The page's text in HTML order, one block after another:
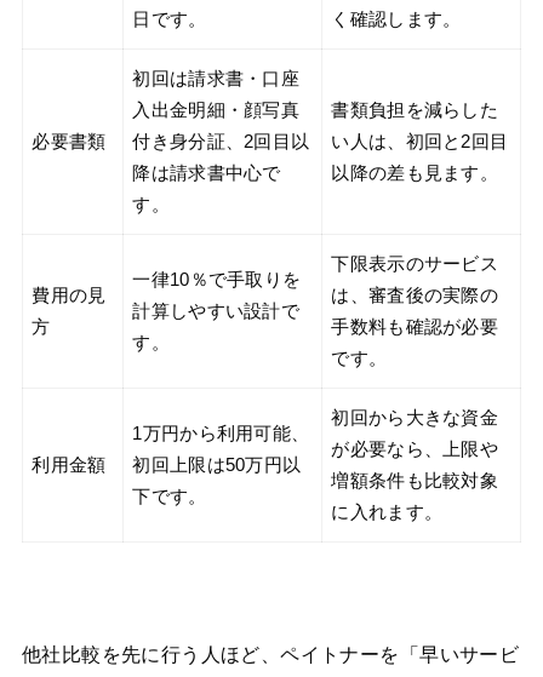
日です。
く確認します。
必要書類
初回は請求書・口座
入出金明細・顔写真
付き身分証、2回目以
降は請求書中心で
す。
書類負担を減らした
い人は、初回と2回目
以降の差も見ます。
費用の見
方
一律10％で手取りを
計算しやすい設計で
す。
下限表示のサービス
は、審査後の実際の
手数料も確認が必要
です。
利用金額
1万円から利用可能、
初回上限は50万円以
下です。
初回から大きな資金
が必要なら、上限や
増額条件も比較対象
に入れます。
他社比較を先に行う人ほど、ペイトナーを「早いサービ